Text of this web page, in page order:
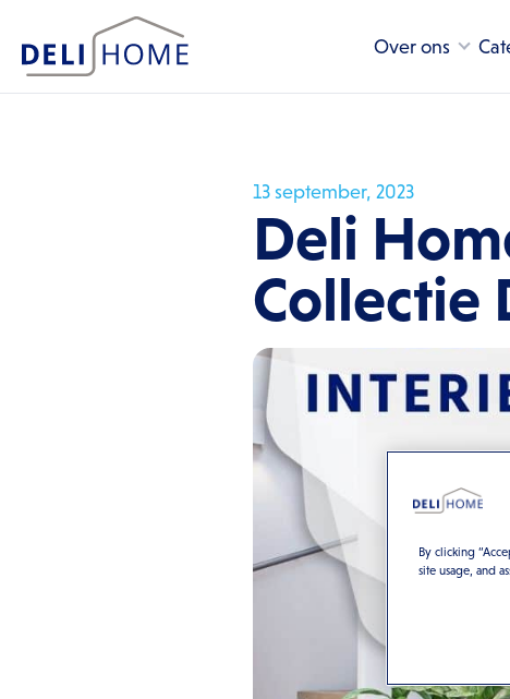
Over ons
13 september, 2023
Deli
Collectie
By clicking
site usage, and